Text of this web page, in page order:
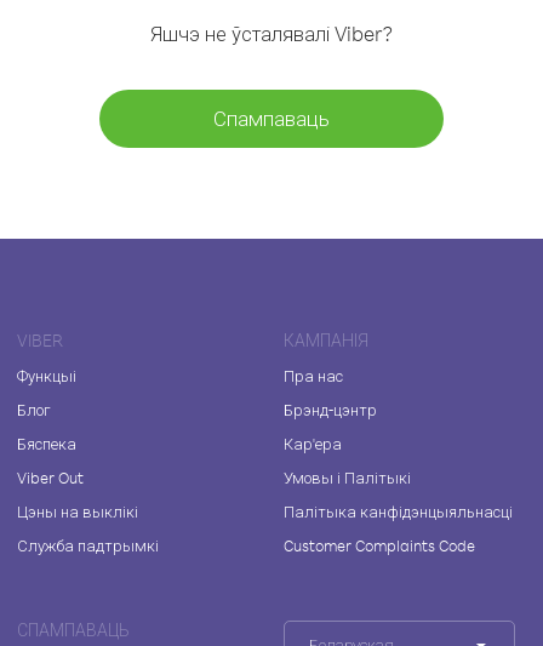
Яшчэ не ўсталявалі Viber?
Спампаваць
VIBER
Функцыі
Блог
Бяспека
Viber Out
Цэны на выклікі
Служба падтрымкі
КАМПАНІЯ
Пра нас
Брэнд-цэнтр
Кар'ера
Умовы і Палітыкі
Палітыка канфідэнцыяльнасці
Customer Complaints Code
СПАМПАВАЦЬ